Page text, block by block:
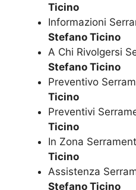
Ticino
Informazioni
Stefano Ticino
A Chi Rivolgersi
Stefano Ticino
Preventivo
Ticino
Preventivi
Ticino
In Zona
Ticino
Assistenza
Stefano Ticino